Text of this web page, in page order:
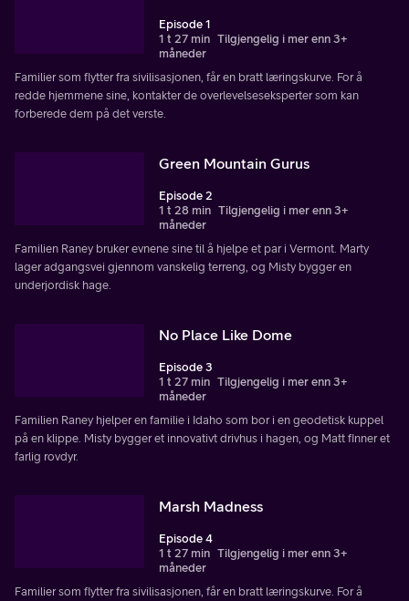
Episode 1
1 t 27 min Tilgjengelig i mer enn 3+
måneder
Familier som flytter fra sivilisasjonen, får en bratt læringskurve. For å
redde hjemmene sine, kontakter de overlevelseseksperter som kan
forberede dem på det verste.
Green Mountain Gurus
Episode 2
1 t 28 min Tilgjengelig i mer enn 3+
måneder
Familien Raney bruker evnene sine til å hjelpe et par i Vermont. Marty
lager adgangsvei gjennom vanskelig terreng, og Misty bygger en
underjordisk hage.
No Place Like Dome
Episode 3
1 t 27 min Tilgjengelig i mer enn 3+
måneder
Familien Raney hjelper en familie i Idaho som bor i en geodetisk kuppel
på en klippe. Misty bygger et innovativt drivhus i hagen, og Matt finner et
farlig rovdyr.
Marsh Madness
Episode 4
1 t 27 min Tilgjengelig i mer enn 3+
måneder
Familier som flytter fra sivilisasjonen, får en bratt læringskurve. For å